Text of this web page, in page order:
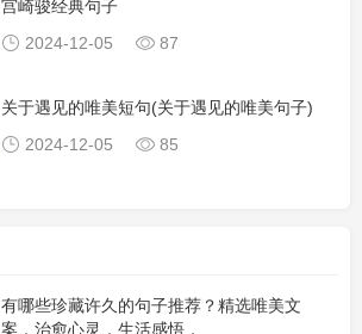
宫崎骏经典句子
2024-12-05
87
关于遇见的唯美短句(关于遇见的唯美句子)
2024-12-05
85
有哪些珍藏许久的句子推荐？精选唯美文
案，治愈心灵，生活感悟，